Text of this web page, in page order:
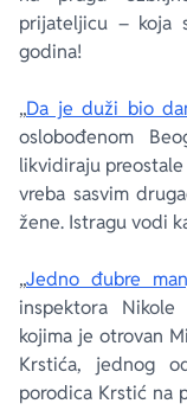
prijateljicu – koja
godina!
„Da je duži bio
oslobođenom
likvidiraju
vreba sasvim
žene. Istragu vodi
„Jedno đubre
inspektora
kojima je otrovan
Krstića, jednog
porodica Krstić na